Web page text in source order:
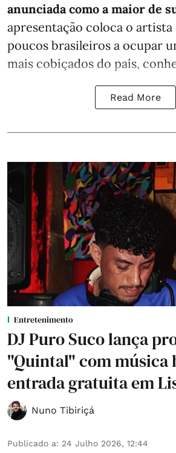
anunciada como a maior de
apresentação coloca o
poucos brasileiros a ocupar
mais cobiçados do país,
Read More
Entretenimento
DJ Puro Suco lança
"Quintal" com música
entrada gratuita em
Nuno Tibiriçá
Publicado a: 24 Julho 2026, 12:44